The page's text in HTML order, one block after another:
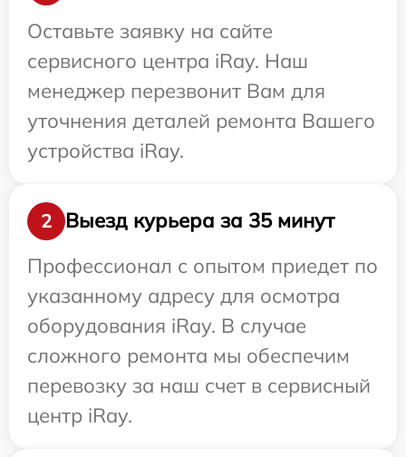
Оставьте заявку на сайте
сервисного центра iRay. Наш
менеджер перезвонит Вам для
уточнения деталей ремонта Вашего
устройства iRay.
2
Выезд курьера за 35 минут
Профессионал с опытом приедет по
указанному адресу для осмотра
оборудования iRay. В случае
сложного ремонта мы обеспечим
перевозку за наш счет в сервисный
центр iRay.